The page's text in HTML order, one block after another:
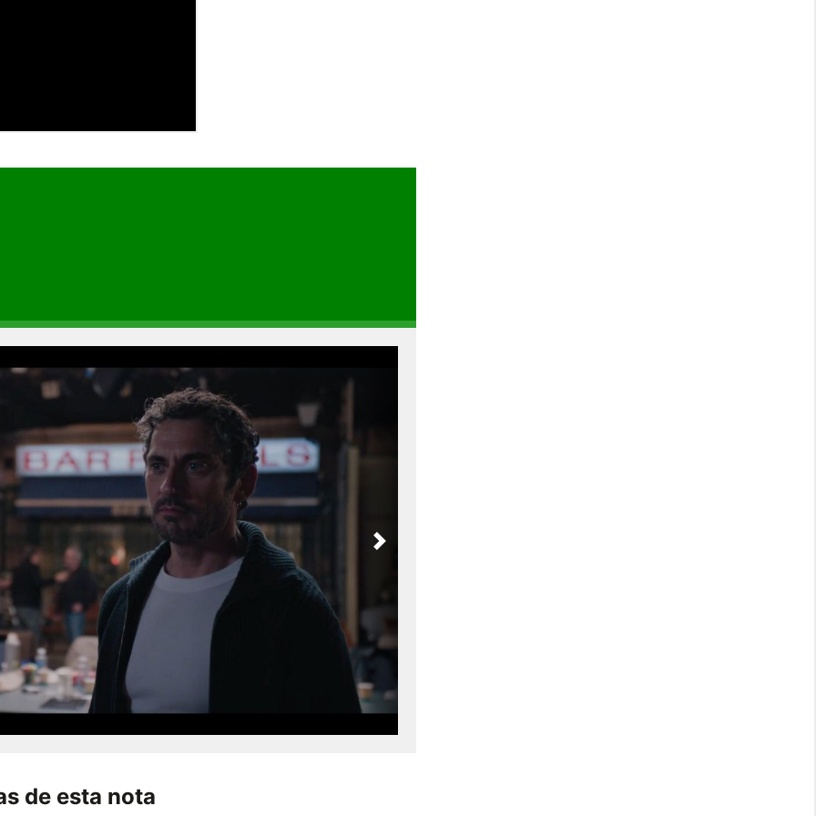
Next
de esta nota